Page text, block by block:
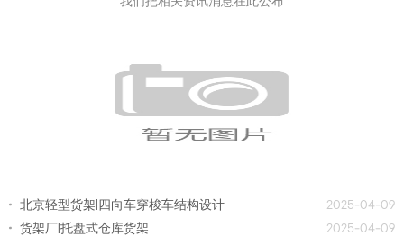
北京轻型货架|四向车穿梭车结构设计
2025-04-09
货架厂|托盘式仓库货架
2025-04-09